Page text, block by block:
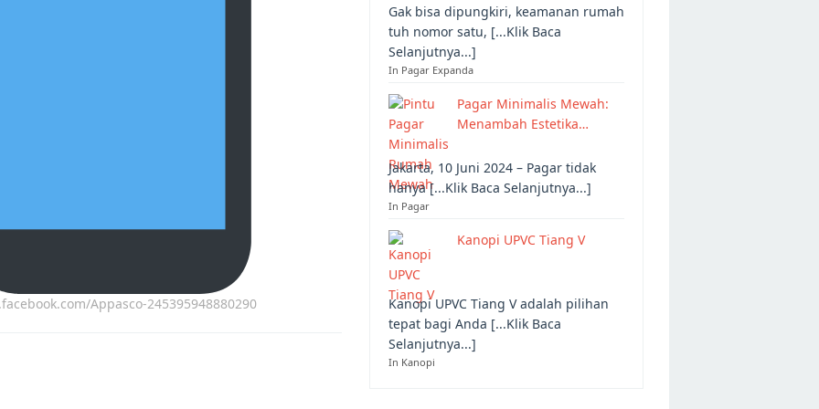
Appasco-245395948880290
Gak bisa dipungkiri, keamanan rumah
tuh nomor satu, [...Klik Baca
Selanjutnya...]
In Pagar Expanda
Pagar Minimalis Mewah:
Menambah Estetika…
Jakarta, 10 Juni 2024 – Pagar tidak
hanya [...Klik Baca Selanjutnya...]
In Pagar
Kanopi UPVC Tiang V
Kanopi UPVC Tiang V adalah pilihan
tepat bagi Anda [...Klik Baca
Selanjutnya...]
In Kanopi